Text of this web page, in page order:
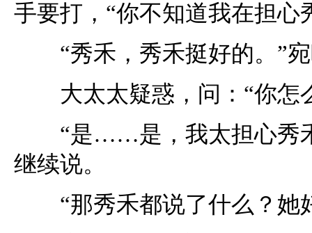
手要打，“你不知道我在担心
“秀禾，秀禾挺好的。”宛
大太太疑惑，问：“你怎
“是……是，我太担心秀禾
继续说。
“那秀禾都说了什么？她